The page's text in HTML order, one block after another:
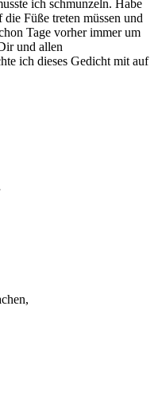
ich schmunzeln. Habe
Füße treten müssen und
Tage vorher immer um
und allen
ich dieses Gedicht mit auf